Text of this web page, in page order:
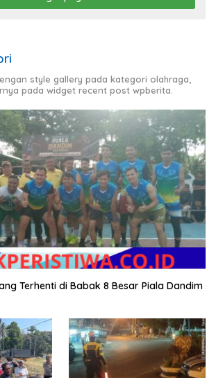
style gallery pada kategori olahraga,
pada widget recent post wpberita.
Terhenti di Babak 8 Besar Piala Dandim